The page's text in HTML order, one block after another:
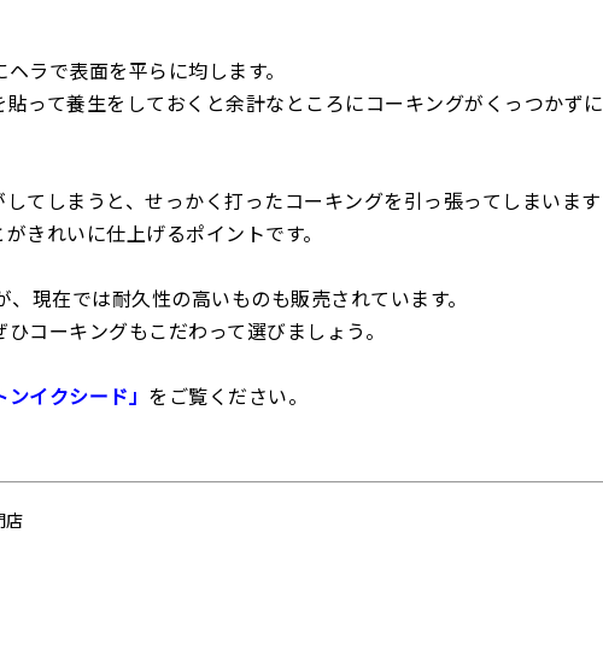
ラで表面を平らに均します。
って養生をしておくと余計なところにコーキングがくっつかずに
てしまうと、せっかく打ったコーキングを引っ張ってしまいます
きれいに仕上げるポイントです。
現在では耐久性の高いものも販売されています。
コーキングもこだわって選びましょう。
ンイクシード」 をご覧ください。
店